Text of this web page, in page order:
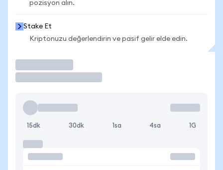
pozisyon alın.
Stake Et
Kriptonuzu değerlendirin ve pasif gelir elde edin.
15dk 30dk 1sa 4sa 1G